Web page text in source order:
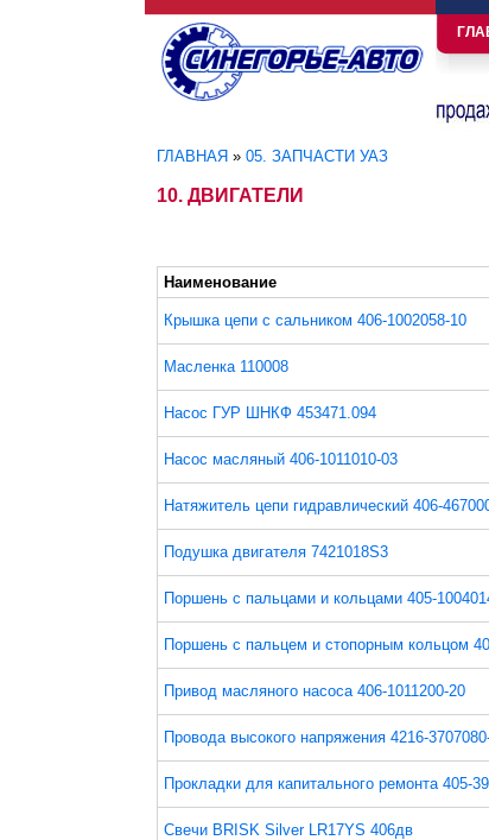
ГЛАВНАЯ » 05. ЗАПЧАСТИ УАЗ
10. ДВИГАТЕЛИ
Наименование
Крышка цепи с сальником 406-1002058-10
Масленка 110008
Насос ГУР ШНКФ 453471.094
Насос масляный 406-1011010-03
Натяжитель цепи гидравлический 406-
Подушка двигателя 7421018S3
Поршень с пальцами и кольцами 405-
Поршень с пальцем и стопорным кольцом
Привод масляного насоса 406-1011200-20
Провода высокого напряжения 4216-
Прокладки для капитального ремонта 405-
Свечи BRISK Silver LR17YS 406дв